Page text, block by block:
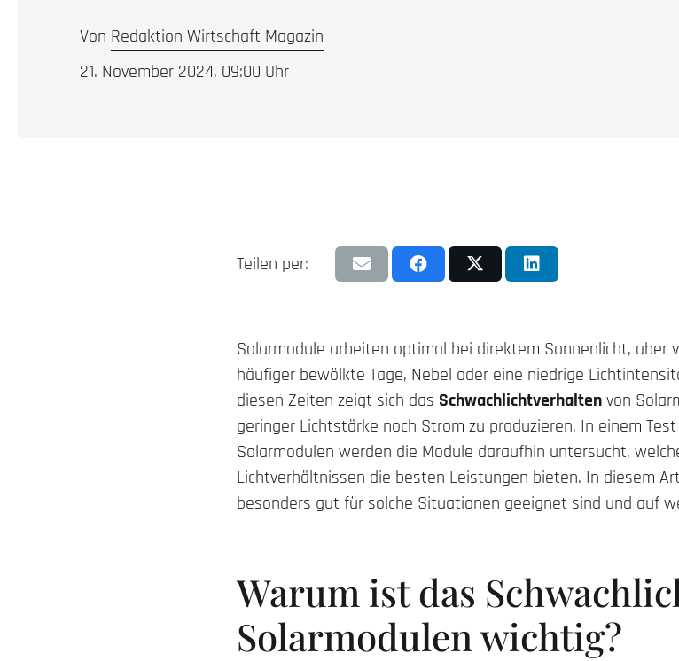
Von Redaktion Wirtschaft Magazin
21. November 2024, 09:00 Uhr
Teilen per:
Solarmodule arbeiten optimal bei direktem Sonnenlicht, aber
häufiger bewölkte Tage, Nebel oder eine niedrige
diesen Zeiten zeigt sich das Schwachlichtverhaltenvon
geringer Lichtstärke noch Strom zu produzieren. In einem
Solarmodulen werden die Module daraufhin untersucht,
Lichtverhältnissen die besten Leistungen bieten. In diesem
besonders gut für solche Situationen geeignet sind und auf
Warum ist das
Solarmodulen wichtig?